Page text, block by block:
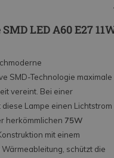
LED A60 E27
SMD-Technologie maximale
vereint. Bei einer
diese Lampe einen Lichtstrom
herkömmlichen 75W
mit einem
schützt die